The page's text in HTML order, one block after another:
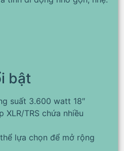
bật
suất 3.600 watt 18″
XLR/TRS chứa nhiều
lựa chọn để mở rộng